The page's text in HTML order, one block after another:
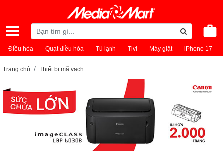
Điều hòa Quạt điều hòa Tủ lạnh Tivi Máy giặt iPhone 17
Trang chủ Thiết bị mã vạch